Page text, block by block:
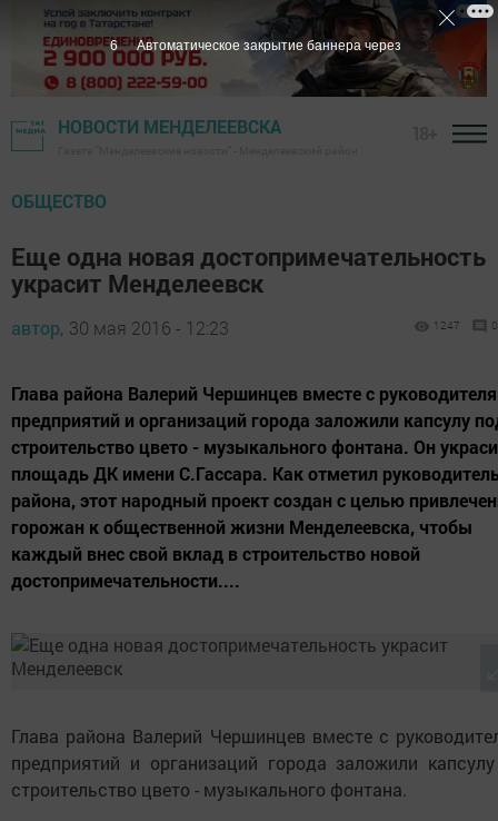
НОВОСТИ МЕНДЕЛЕЕВСКА
ОБЩЕСТВО
Еще одна новая достопримечательность
украсит Менделеевск
автор, 30 мая 2016 - 12:23 1247 0
Глава района Валерий Чершинцев вместе с
предприятий и организаций города заложили капсулу
строительство цвето - музыкального фонтана. Он
площадь ДК имени С.Гассара. Как отметил
района, этот народный проект создан с целью
горожан к общественной жизни Менделеевска, чтобы
каждый внес свой вклад в строительство новой
достопримечательности....
Глава района Валерий Чершинцев вместе с
предприятий и организаций города заложили
строительство цвето - музыкального фонтана.
5 Автоматическое закрытие баннера через